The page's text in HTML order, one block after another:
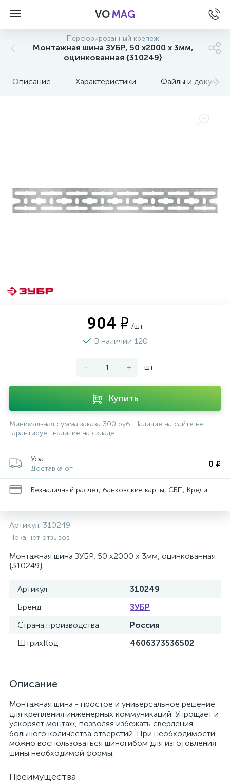
VOMAG
Перфорированный крепеж
Монтажная шина ЗУБР, 50 х2000 х 3мм,
оцинкованная {310249}
Описание Характеристики Файлы и
904 ₽ /шт
В наличии 120
- + шт
Купить
Минимальная сумма заказа 300 руб. Наличие на сайте не
гарантирует наличие на складе.
Уфа
Доставка от
0 ₽
Безналичный расчет, банковские карты, СБП, Кредит
Артикул: 310249
Пока нет отзывов
Монтажная шина ЗУБР, 50 х2000 х 3мм, оцинкованная
{310249}
Артикул
310249
Бренд
ЗУБР
Страна производства
Россия
ШтрихКод
4606373536502
Описание
Монтажная шина - простое и универсальное решение
для крепления инженерных коммуникаций. Упрощает и
ускоряет монтаж, позволяя избежать сверления
большого количества отверстий. При необходимости
можно воспользоваться шиногибом для изготовления
шины необходимой формы.
Преимущества